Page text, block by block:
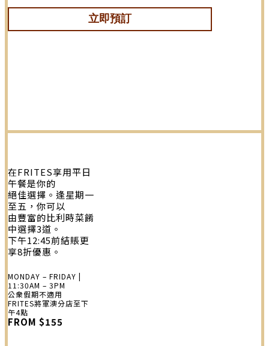
立即預訂
在FRITES享用平日
午餐是你的
絕佳選擇。逢星期一
至五，你可以
由豐富的比利時菜餚
中選擇3道。
下午12:45前結賬更
享8折優惠。
MONDAY – FRIDAY |
11:30AM – 3PM
公衆假期不適用
FRITES將軍澳分店至下
午4點
FROM $155